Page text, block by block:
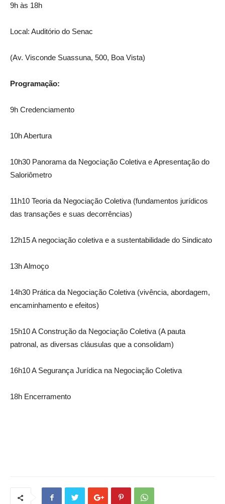
9h às 18h
Local: Auditório do Senac
(Av. Visconde Suassuna, 500, Boa Vista)
Programação:
9h Credenciamento
10h Abertura
10h30 Panorama da Negociação Coletiva e Apresentação do
Saloriômetro
11h10 Teoria da Negociação Coletiva (fundamentos jurídicos
das transações e suas decorrências)
12h15 A negociação coletiva e a sustentabilidade do Sindicato
13h Almoço
14h30 Prática da Negociação Coletiva (vivência, abordagem,
encaminhamento e efeitos)
15h10 A Construção da Negociação Coletiva (A pauta
patronal, as diversas cláusulas que a consolidam)
16h10 A Segurança Jurídica na Negociação Coletiva
18h Encerramento